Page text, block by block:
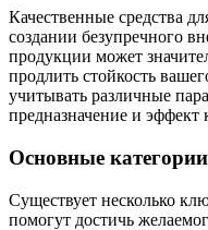
Качественные средства
создании безупречного
продукции может
продлить стойкость
учитывать различные
предназначение и эффект
Основные
Существует несколько
помогут достичь